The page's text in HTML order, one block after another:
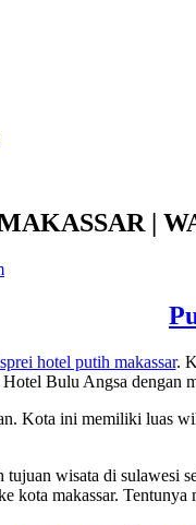
|
hotel putih makassar.
Bulu Angsa dengan
Kota ini memiliki luas
tujuan wisata di
kota makassar.